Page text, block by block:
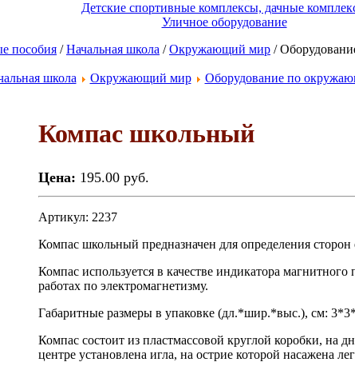
Детские спортивные комплексы, дачные
Уличное оборудование
пособия /Начальная школа /Окружающий мир /
школа Окружающий мир Оборудование по
Компас школьный
Цена: 195.00 руб.
Артикул: 2237
Компас школьный предназначен для определения сторон
Компас используется в качестве индикатора
работах по электромагнетизму.
Габаритные размеры в упаковке (дл.*шир.*выс.), см:
Компас состоит из пластмассовой круглой коробки, на
центре установлена игла, на острие которой насажена